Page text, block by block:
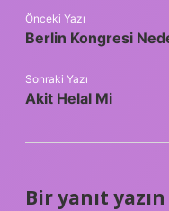
Önceki Yazı
Berlin Kongresi
Sonraki Yazı
Akit Helal Mi
Bir yanıt yazın